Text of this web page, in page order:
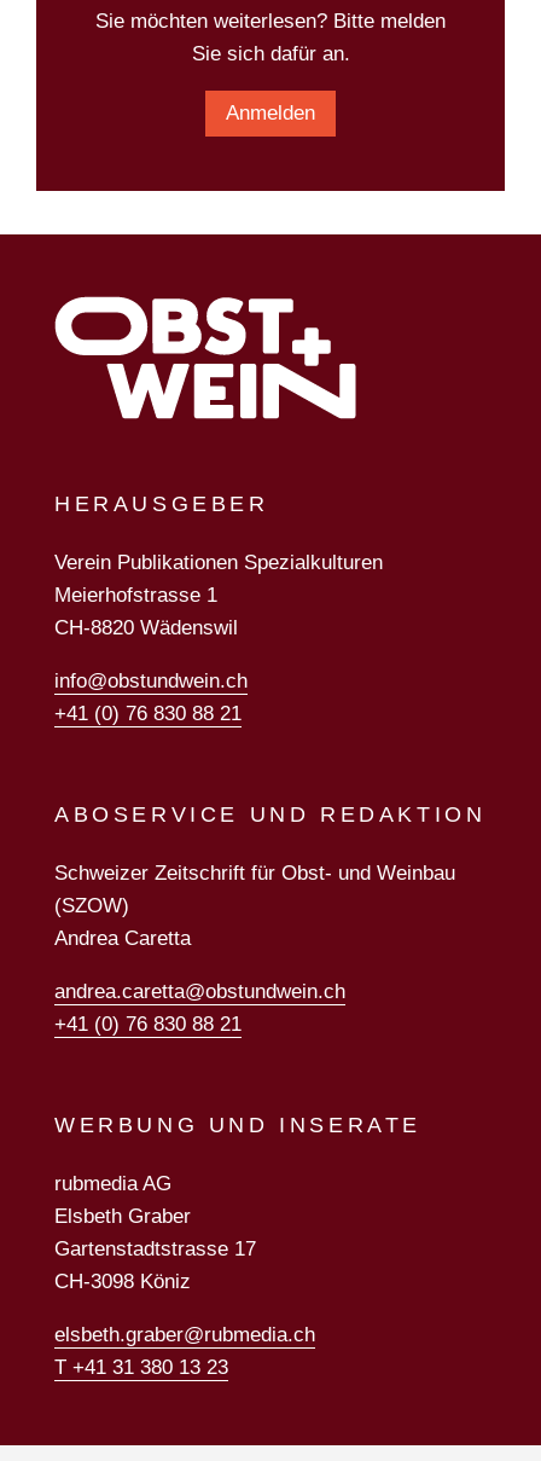
Sie möchten weiterlesen? Bitte melden
Sie sich dafür an.
Anmelden
HERAUSGEBER
Verein Publikationen Spezialkulturen
Meierhofstrasse 1
CH-8820 Wädenswil
info@obstundwein.ch
+41 (0) 76 830 88 21
ABOSERVICE UND REDAKTION
Schweizer Zeitschrift für Obst- und Weinbau
(SZOW)
Andrea Caretta
andrea.caretta@obstundwein.ch
+41 (0) 76 830 88 21
WERBUNG UND INSERATE
rubmedia AG
Elsbeth Graber
Gartenstadtstrasse 17
CH-3098 Köniz
elsbeth.graber@rubmedia.ch
T +41 31 380 13 23